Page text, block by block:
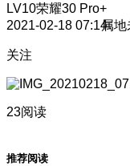
LV10荣耀30 Pro+
2021-02-18 07:14属地
关注
23阅读
推荐阅读